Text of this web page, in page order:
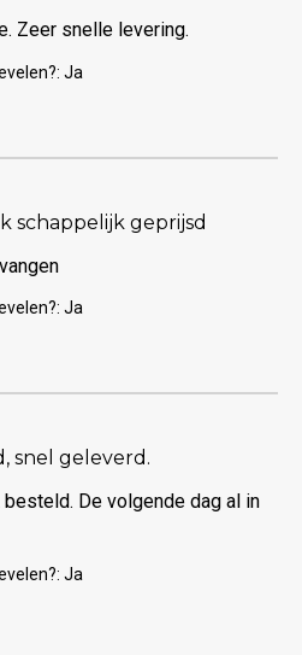
Zeer snelle levering.
Ja
schappelijk geprijsd
Ja
snel geleverd.
De volgende dag al in
Ja